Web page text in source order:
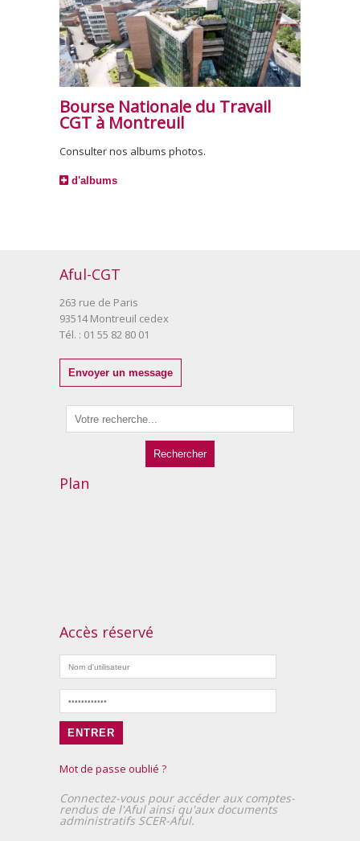
Bourse Nationale du Travail
CGT à Montreuil
Consulter nos albums photos.
d'albums
Aful-CGT
263 rue de Paris
93514 Montreuil cedex
Tél. : 01 55 82 80 01
Envoyer un message
Rechercher
Plan
Accès réservé
ENTRER
Mot de passe oublié ?
Connectez-vous pour accéder aux comptes-
rendus de l'Aful ainsi qu'aux documents
administratifs SCER-Aful.